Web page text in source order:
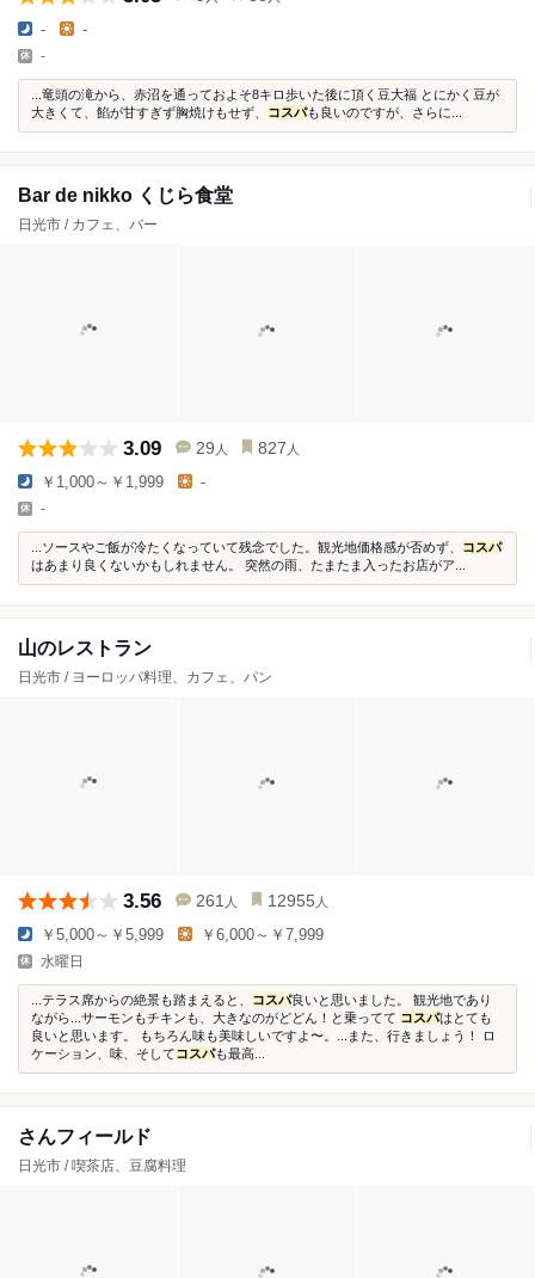
- -
-
...竜頭の滝から、赤沼を通っておよそ8キロ歩いた後に頂く豆大福 とにかく豆が
大きくて、餡が甘すぎず胸焼けもせず、 コスパも良いのですが、さらに...
Bar de nikko くじら食堂
日光市 / カフェ、バー
3.09 29 人 827 人
￥1,000～￥1,999 -
-
...ソースやご飯が冷たくなっていて残念でした。観光地価格感が否めず、 コスパ
はあまり良くないかもしれません。 突然の雨、たまたま入ったお店がア...
山のレストラン
日光市 / ヨーロッパ料理、カフェ、パン
3.56 261 人 12955 人
￥5,000～￥5,999 ￥6,000～￥7,999
水曜日
...テラス席からの絶景も踏まえると、 コスパ良いと思いました。 観光地であり
ながら...サーモンもチキンも、大きなのがどどん！と乗ってて コスパはとても
良いと思います。 もちろん味も美味しいですよ〜。...また、行きましょう！ ロ
ケーション、味、そしてコスパも最高...
さんフィールド
日光市 / 喫茶店、豆腐料理